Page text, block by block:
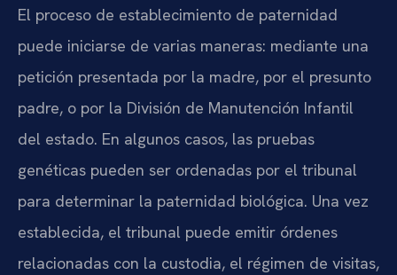
El proceso de establecimiento de paternidad
puede iniciarse de varias maneras: mediante una
petición presentada por la madre, por el presunto
padre, o por la División de Manutención Infantil
del estado. En algunos casos, las pruebas
genéticas pueden ser ordenadas por el tribunal
para determinar la paternidad biológica. Una vez
establecida, el tribunal puede emitir órdenes
relacionadas con la custodia, el régimen de visitas,